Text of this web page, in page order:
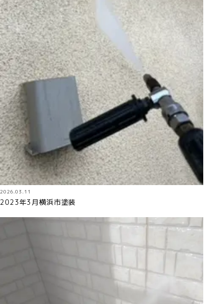
2026.03.11
2023年3月横浜市塗装